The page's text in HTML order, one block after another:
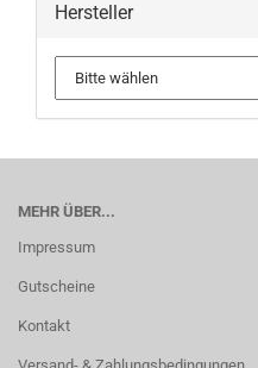
Hersteller
MEHR ÜBER...
Impressum
Gutscheine
Kontakt